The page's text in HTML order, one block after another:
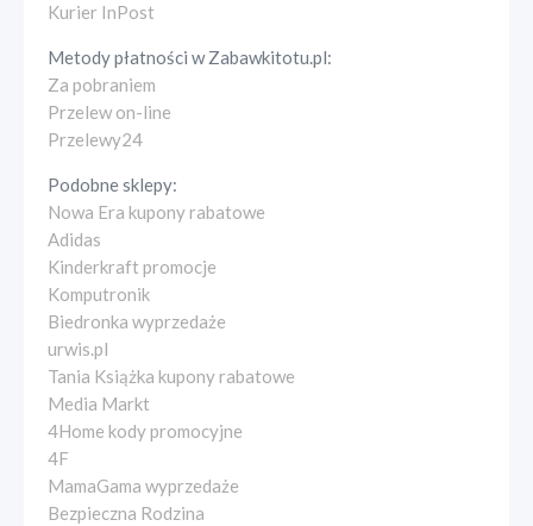
Kurier InPost
Metody płatności wZabawkitotu.pl:
Za pobraniem
Przelew on-line
Przelewy24
Podobne sklepy:
Nowa Era kupony rabatowe
Adidas
Kinderkraft promocje
Komputronik
Biedronka wyprzedaże
urwis.pl
Tania Książka kupony rabatowe
Media Markt
4Home kody promocyjne
4F
MamaGama wyprzedaże
Bezpieczna Rodzina